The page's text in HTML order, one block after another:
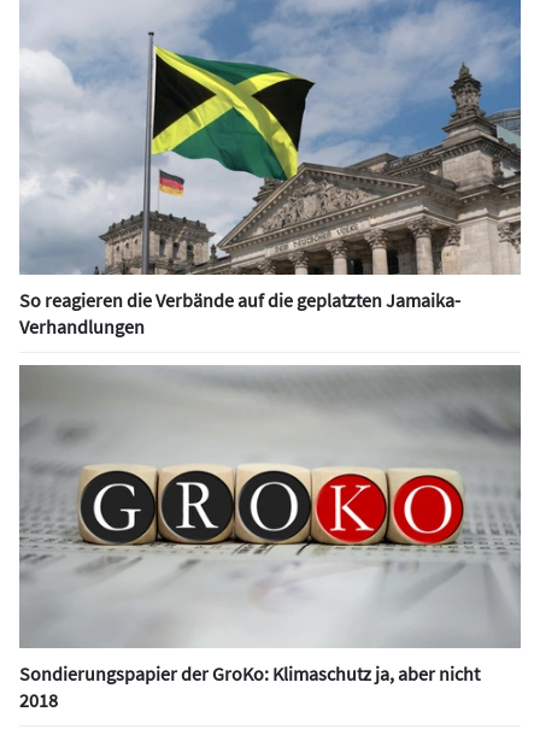
So reagieren die Verbände auf die geplatzten Jamaika-
Verhandlungen
Sondierungspapier der GroKo: Klimaschutz ja, aber nicht
2018